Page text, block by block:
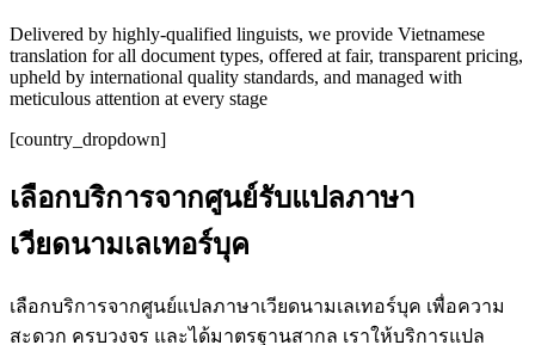
Delivered by highly-qualified linguists, we provide Vietnamese
translation for all document types, offered at fair, transparent pricing,
upheld by international quality standards, and managed with
meticulous attention at every stage
[country_dropdown]
เลือกบริการจากศูนย์รับแปลภาษา
เวียดนามเลเทอร์บุค
เลือกบริการจากศูนย์แปลภาษาเวียดนามเลเทอร์บุค เพื่อความ
สะดวก ครบวงจร และได้มาตรฐานสากล เราให้บริการแปล